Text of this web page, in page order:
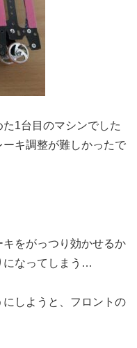
1台目のマシンでした
キ調整が難しかったで
をがっつり効かせるか
になってしまう…
しようと、フロントの